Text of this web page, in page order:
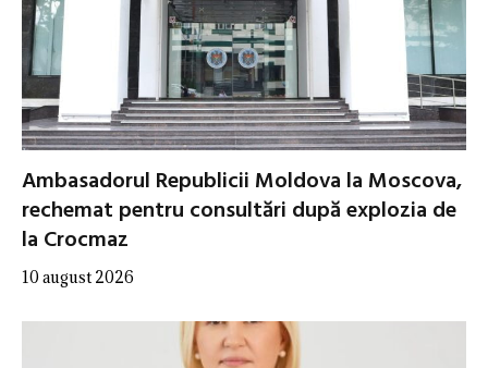
Ambasadorul Republicii Moldova la Moscova,
rechemat pentru consultări după explozia de
la Crocmaz
10 august 2026